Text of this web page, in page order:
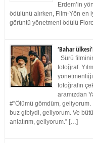
Erdem’in
ödülünü alırken, Film-Yön en
görüntü yönetmeni ödülü
‘Bahar
Sürü
fotoğraf.
fotoğrafın
aramızdan
#”Ölümü gömdüm,
buz gibiydi, geliyorum. Ve
anlatırım, geliyorum.” […]